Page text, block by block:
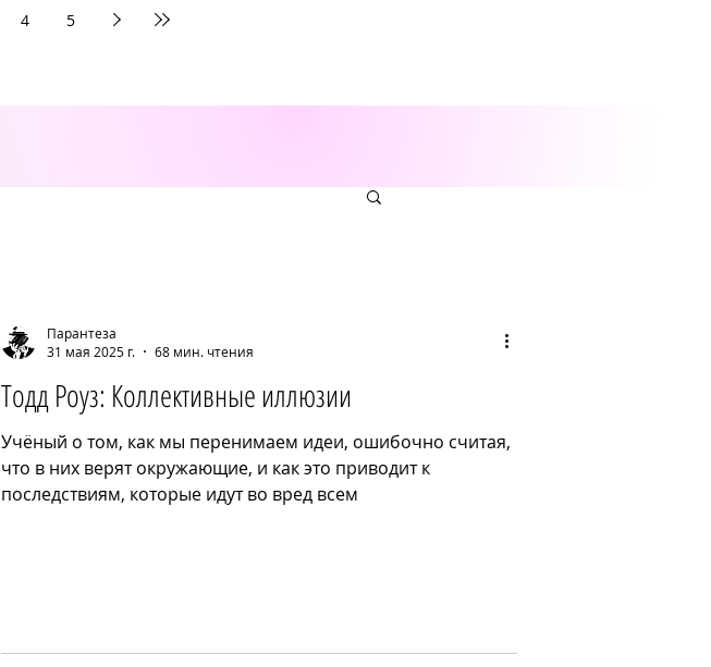
4 5
Тодд Роуз: Коллективные иллюзии
Учёный о том, как мы перенимаем идеи, ошибочно считая,
что в них верят окружающие, и как это приводит к
последствиям, которые идут во вред всем
Парантеза
31 мая 2025 г.
68 мин. чтения